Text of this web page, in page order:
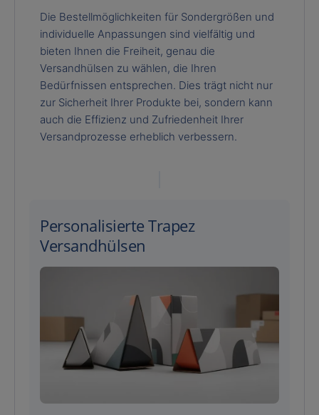
Die Bestellmöglichkeiten für Sondergrößen und
individuelle Anpassungen sind vielfältig und
bieten Ihnen die Freiheit, genau die
Versandhülsen zu wählen, die Ihren
Bedürfnissen entsprechen. Dies trägt nicht nur
zur Sicherheit Ihrer Produkte bei, sondern kann
auch die Effizienz und Zufriedenheit Ihrer
Versandprozesse erheblich verbessern.
Personalisierte Trapez
Versandhülsen